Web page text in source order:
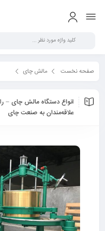
صفحه نخست مالش چای
انواع دستگاه مالش چای –
علاقه‌مندان به صنعت چای